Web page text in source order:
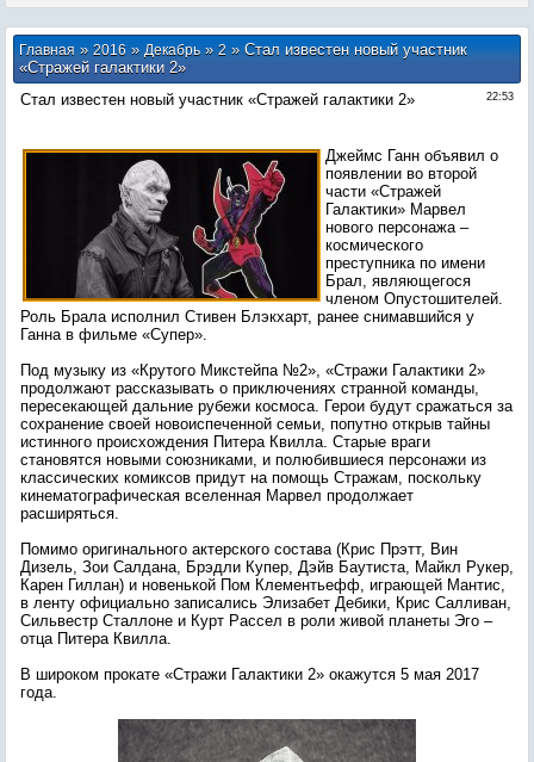
Главная»2016 » Декабрь » 2» Стал известен новый участник
«Стражей галактики 2»
22:53
Стал известен новый участник «Стражей галактики 2»
Джеймс Ганн объявил о
появлении во второй
части «Стражей
Галактики» Марвел
нового персонажа ‒
космического
преступника по имени
Брал, являющегося
членом Опустошителей.
Роль Брала исполнил Стивен Блэкхарт, ранее снимавшийся у
Ганна в фильме «Супер».
Под музыку из «Крутого Микстейпа №2», «Стражи Галактики 2»
продолжают рассказывать о приключениях странной команды,
пересекающей дальние рубежи космоса. Герои будут сражаться за
сохранение своей новоиспеченной семьи, попутно открыв тайны
истинного происхождения Питера Квилла. Старые враги
становятся новыми союзниками, и полюбившиеся персонажи из
классических комиксов придут на помощь Стражам, поскольку
кинематографическая вселенная Марвел продолжает
расширяться.
Помимо оригинального актерского состава (Крис Прэтт, Вин
Дизель, Зои Салдана, Брэдли Купер, Дэйв Баутиста, Майкл Рукер,
Карен Гиллан) и новенькой Пом Клементьефф, играющей Мантис,
в ленту официально записались Элизабет Дебики, Крис Салливан,
Сильвестр Сталлоне и Курт Рассел в роли живой планеты Эго –
отца Питера Квилла.
В широком прокате «Стражи Галактики 2» окажутся 5 мая 2017
года.